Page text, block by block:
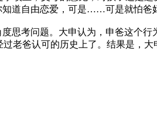
道自由恋爱，可是……可是就怕爸
思考问题。大申认为，申爸这个
老爸认可的历史上了。结果是，大